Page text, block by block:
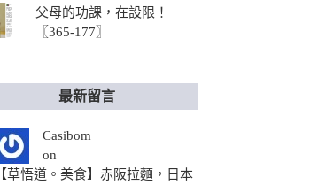
父母的功課，在設限！
〖365-177〗
最新留言
Casibom
on
【草悟道。美食】赤阪拉麵，日本